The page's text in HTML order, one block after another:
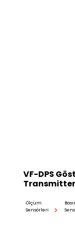
VF-DPS
Ölçüm
Sensörleri